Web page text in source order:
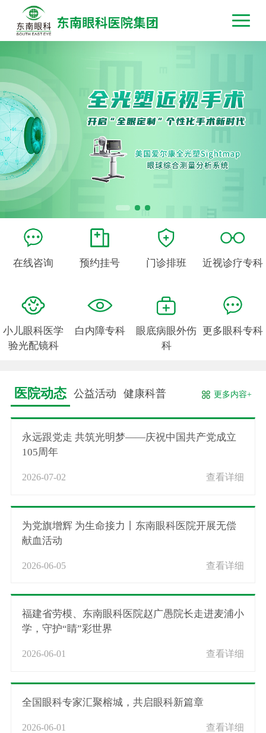
在线咨询 预约挂号 门诊排班 近视诊疗专科
小儿眼科医学
验光配镜科
白内障专科
眼底病眼外伤
科
更多眼科专科
医院动态 公益活动 健康科普 更多内容+
永远跟党走 共筑光明梦——庆祝中国共产党成立
105周年
2026-07-02 查看详细
为党旗增辉 为生命接力丨东南眼科医院开展无偿
献血活动
2026-06-05 查看详细
福建省劳模、东南眼科医院赵广愚院长走进麦浦小
学，守护“睛”彩世界
2026-06-01 查看详细
全国眼科专家汇聚榕城，共启眼科新篇章
2026-06-01 查看详细